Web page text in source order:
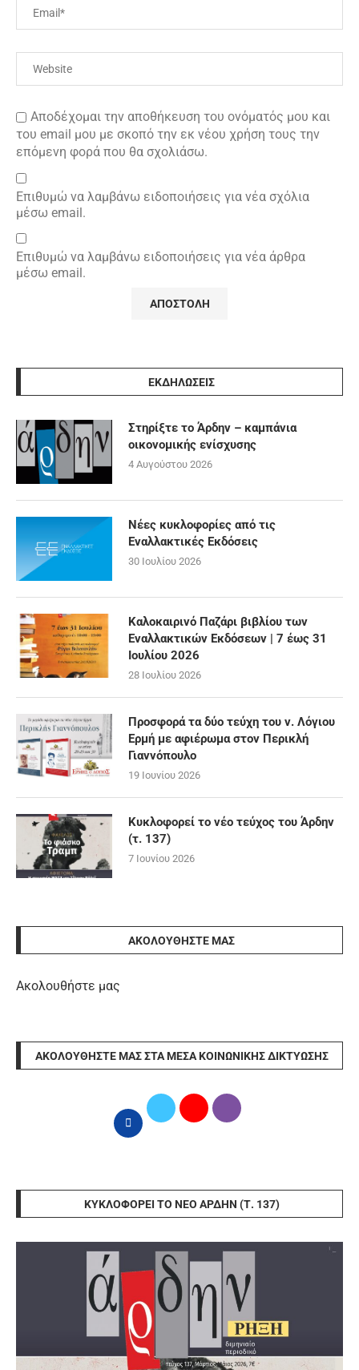
Αποδέχομαι την αποθήκευση του ονόματός μου και
του email μου με σκοπό την εκ νέου χρήση τους την
επόμενη φορά που θα σχολιάσω.
Επιθυμώ να λαμβάνω ειδοποιήσεις για νέα σχόλια
μέσω email.
Επιθυμώ να λαμβάνω ειδοποιήσεις για νέα άρθρα
μέσω email.
ΕΚΔΗΛΩΣΕΙΣ
Στηρίξτε το Άρδην – καμπάνια
οικονομικής ενίσχυσης
4 Αυγούστου 2026
Νέες κυκλοφορίες από τις
Εναλλακτικές Εκδόσεις
30 Ιουλίου 2026
Καλοκαιρινό Παζάρι βιβλίου των
Εναλλακτικών Εκδόσεων | 7 έως 31
Ιουλίου 2026
28 Ιουλίου 2026
Προσφορά τα δύο τεύχη του ν. Λόγιου
Ερμή με αφιέρωμα στον Περικλή
Γιαννόπουλο
19 Ιουνίου 2026
Κυκλοφορεί το νέο τεύχος του Άρδην
(τ. 137)
7 Ιουνίου 2026
ΑΚΟΛΟΥΘΉΣΤΕ ΜΑΣ
Ακολουθήστε μας
ΑΚΟΛΟΥΘΉΣΤΕ ΜΑΣ ΣΤΑ ΜΈΣΑ ΚΟΙΝΩΝΙΚΉΣ ΔΙΚΤΎΩΣΗΣ
ΚΥΚΛΟΦΟΡΕΊ ΤΟ ΝΈΟ ΆΡΔΗΝ (Τ. 137)